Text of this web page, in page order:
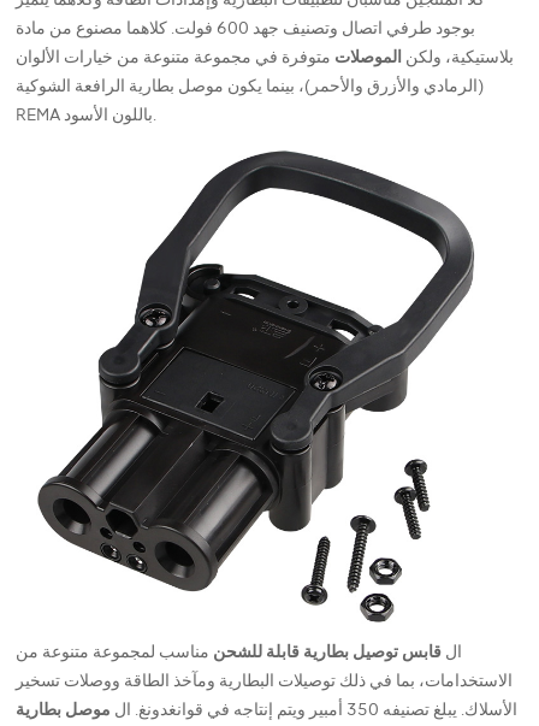
بوجود طرفي اتصال وتصنيف جهد 600 فولت. كلاهما مصنوع من مادة
بلاستيكية، ولكن الموصلات متوفرة في مجموعة متنوعة من خيارات الألوان
(الرمادي والأزرق والأحمر)، بينما يكون موصل بطارية الرافعة الشوكية
REMA باللون الأسود.
ال قابس توصيل بطارية قابلة للشحن مناسب لمجموعة متنوعة من
الاستخدامات، بما في ذلك توصيلات البطارية ومآخذ الطاقة ووصلات تسخير
الأسلاك. يبلغ تصنيفه 350 أمبير ويتم إنتاجه في قوانغدونغ. ال
موصل بطارية